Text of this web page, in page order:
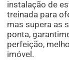
instalação de
treinada para
mas supera as
ponta,
perfeição,
imóvel.